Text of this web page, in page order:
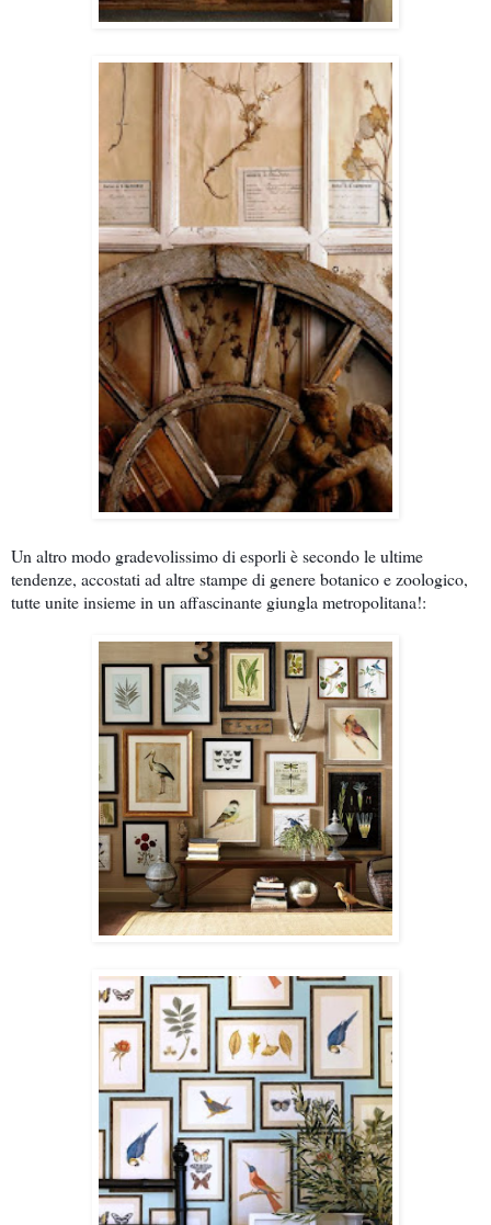
Un altro modo gradevolissimo di esporli è secondo le ultime
tendenze, accostati ad altre stampe di genere botanico e zoologico,
tutte unite insieme in un affascinante giungla metropolitana!: